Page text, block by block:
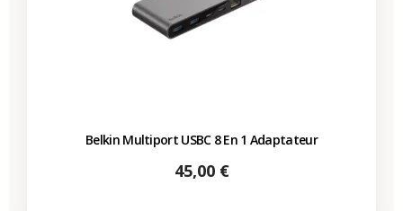
Belkin Multiport USBC 8 En 1 Adaptateur
Prix
45,00 €